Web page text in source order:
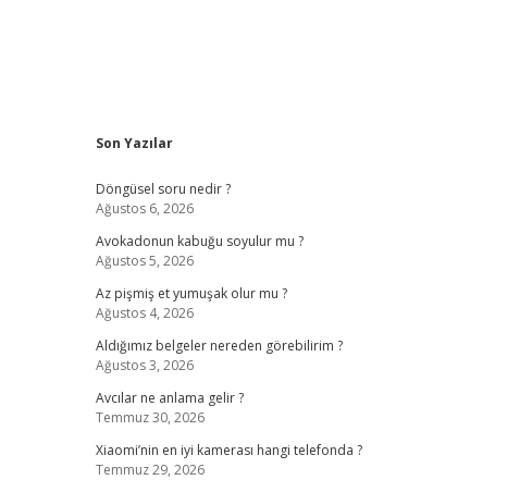
Sidebar
Son Yazılar
Döngüsel soru nedir ?
Ağustos 6, 2026
Avokadonun kabuğu soyulur mu ?
Ağustos 5, 2026
Az pişmiş et yumuşak olur mu ?
Ağustos 4, 2026
Aldığımız belgeler nereden görebilirim ?
Ağustos 3, 2026
Avcılar ne anlama gelir ?
Temmuz 30, 2026
Xiaomi’nin en iyi kamerası hangi telefonda ?
Temmuz 29, 2026